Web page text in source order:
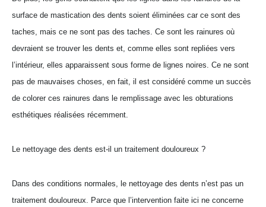
surface de mastication des dents soient éliminées car ce sont des
taches, mais ce ne sont pas des taches. Ce sont les rainures où
devraient se trouver les dents et, comme elles sont repliées vers
l’intérieur, elles apparaissent sous forme de lignes noires. Ce ne sont
pas de mauvaises choses, en fait, il est considéré comme un succès
de colorer ces rainures dans le remplissage avec les obturations
esthétiques réalisées récemment.
Le nettoyage des dents est-il un traitement douloureux ?
Dans des conditions normales, le nettoyage des dents n’est pas un
traitement douloureux. Parce que l’intervention faite ici ne concerne